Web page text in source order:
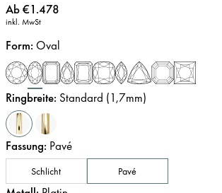
Preis:
Ab €1.478
inkl. MwSt
Form: Oval
Ringbreite: Standard (1,7mm)
Fassung: Pavé
Schlicht Pavé